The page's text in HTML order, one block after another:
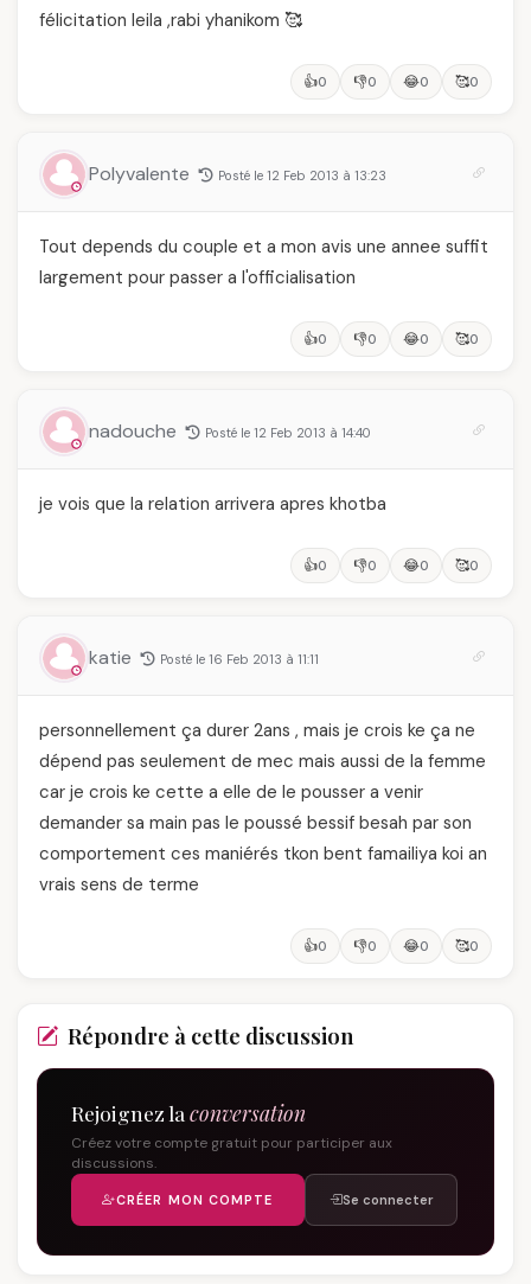
félicitation leila ,rabi yhanikom 🥰
👍0 👎0 😂0 🥰0
Polyvalente Posté le 12 Feb 2013 à 13:23
Tout depends du couple et a mon avis une annee suffit
largement pour passer a l'officialisation
👍0 👎0 😂0 🥰0
nadouche Posté le 12 Feb 2013 à 14:40
je vois que la relation arrivera apres khotba
👍0 👎0 😂0 🥰0
katie Posté le 16 Feb 2013 à 11:11
personnellement ça durer 2ans , mais je crois ke ça ne
dépend pas seulement de mec mais aussi de la femme
car je crois ke cette a elle de le pousser a venir
demander sa main pas le poussé bessif besah par son
comportement ces maniérés tkon bent famailiya koi an
vrais sens de terme
👍0 👎0 😂0 🥰0
Répondre à cette discussion
Rejoignez la conversation
Créez votre compte gratuit pour participer aux
discussions.
CRÉER MON COMPTE Se connecter